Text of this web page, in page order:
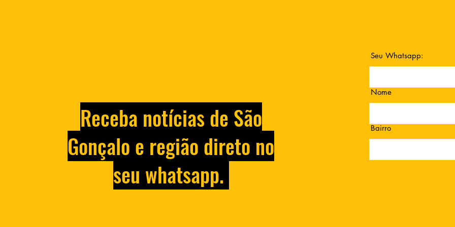
Receba notícias de São
Gonçalo e região direto no
seu whatsapp.
Seu Whatsapp:
Nome
Bairro